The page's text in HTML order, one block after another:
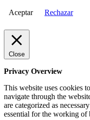
Aceptar Rechazar
Close
Privacy Overview
This website uses cookies
navigate through the
are categorized as
essential for the working of